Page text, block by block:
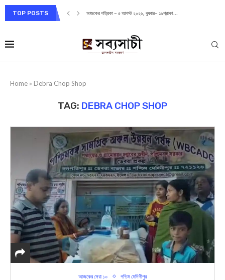
TOP POSTS আজকের পত্রিকা – ৫ আগস্ট ২০২৬, বুধবার– ১৯শ্রাবণ...
Home » Debra Chop Shop
TAG: DEBRA CHOP SHOP
আজকের সেরা ১০ পশ্চিম মেদিনীপুর